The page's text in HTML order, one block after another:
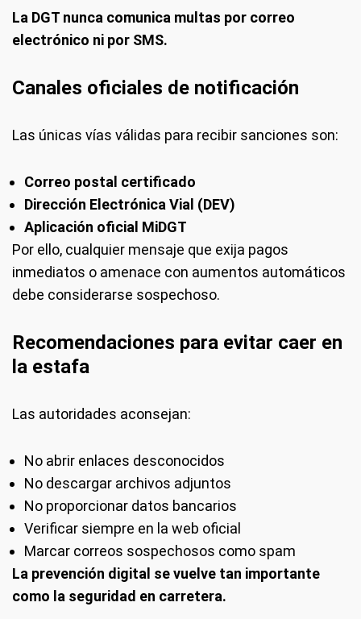
La DGT nunca comunica multas por correo
electrónico ni por SMS.
Canales oficiales de notificación
Las únicas vías válidas para recibir sanciones son:
Correo postal certificado
Dirección Electrónica Vial (DEV)
Aplicación oficial MiDGT
Por ello, cualquier mensaje que exija pagos
inmediatos o amenace con aumentos automáticos
debe considerarse sospechoso.
Recomendaciones para evitar caer en
la estafa
Las autoridades aconsejan:
No abrir enlaces desconocidos
No descargar archivos adjuntos
No proporcionar datos bancarios
Verificar siempre en la web oficial
Marcar correos sospechosos como spam
La prevención digital se vuelve tan importante
como la seguridad en carretera.